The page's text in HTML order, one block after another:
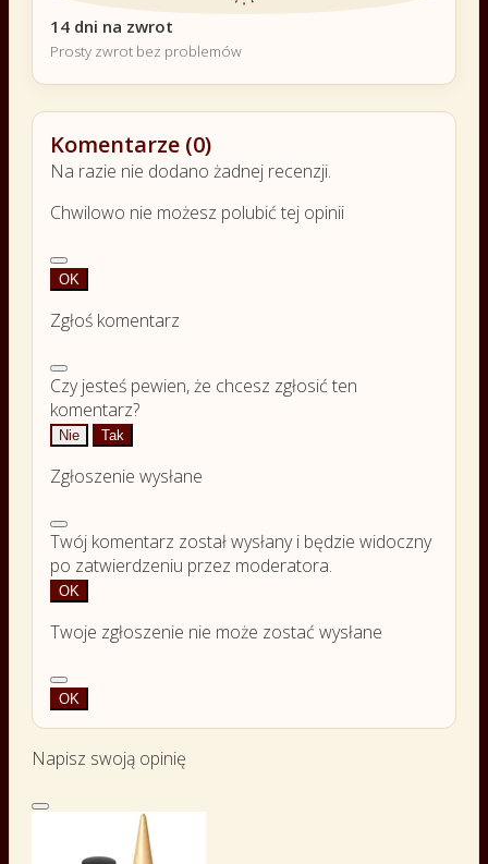
14 dni na zwrot
Prosty zwrot bez problemów
Komentarze (0)
Na razie nie dodano żadnej recenzji.
Chwilowo nie możesz polubić tej opinii
OK
Zgłoś komentarz
Czy jesteś pewien, że chcesz zgłosić ten
komentarz?
Nie Tak
Zgłoszenie wysłane
Twój komentarz został wysłany i będzie widoczny
po zatwierdzeniu przez moderatora.
OK
Twoje zgłoszenie nie może zostać wysłane
OK
Napisz swoją opinię